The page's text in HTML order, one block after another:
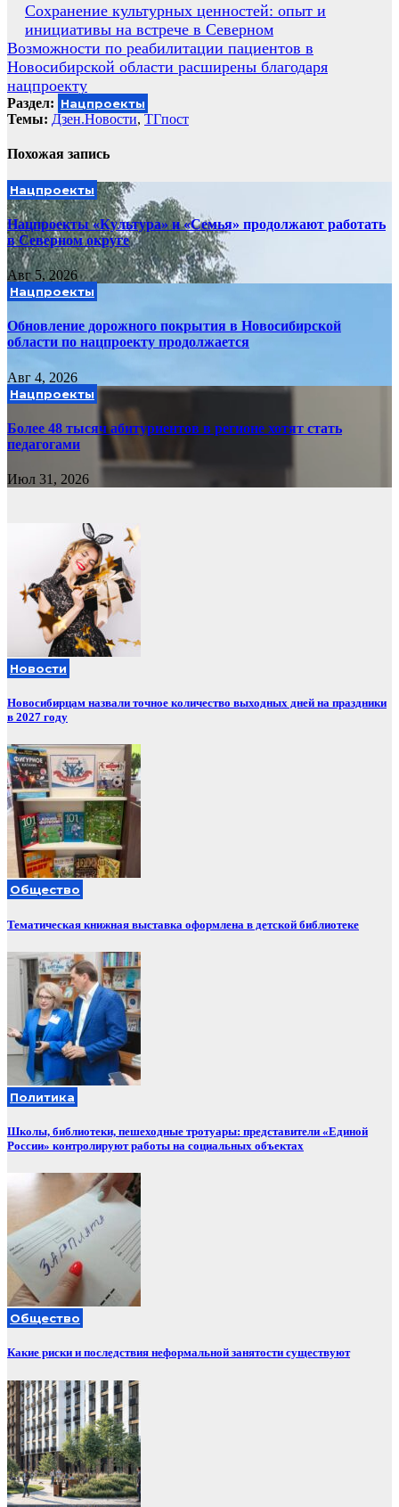
Навигация
по
записям
Сохранение культурных ценностей: опыт и
инициативы на встрече в Северном
Возможности по реабилитации пациентов в
Новосибирской области расширены благодаря
нацпроекту
Раздел: Нацпроекты
Темы: Дзен.Новости, ТГпост
Похожая запись
Нацпроекты
Нацпроекты «Культура» и «Семья» продолжают работать
в Северном округе
Авг 5, 2026
Нацпроекты
Обновление дорожного покрытия в Новосибирской
области по нацпроекту продолжается
Авг 4, 2026
Нацпроекты
Более 48 тысяч абитуриентов в регионе хотят стать
педагогами
Июл 31, 2026
Новости
Новосибирцам назвали точное количество выходных дней на праздники
в 2027 году
Общество
Тематическая книжная выставка оформлена в детской библиотеке
Политика
Школы, библиотеки, пешеходные тротуары: представители «Единой
России» контролируют работы на социальных объектах
Общество
Какие риски и последствия неформальной занятости существуют